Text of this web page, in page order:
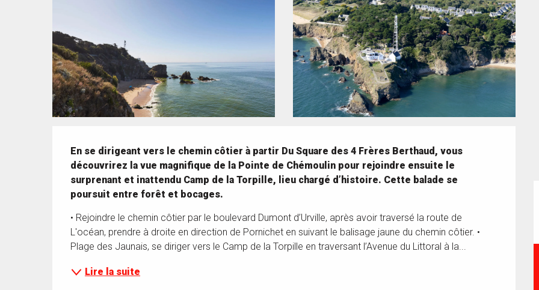
En se dirigeant vers le chemin côtier à partir Du Square des 4 Frères Berthaud, vous
découvrirez la vue magnifique de la Pointe de Chémoulin pour rejoindre ensuite le
surprenant et inattendu Camp de la Torpille, lieu chargé d’histoire. Cette balade se
poursuit entre forêt et bocages.
• Rejoindre le chemin côtier par le boulevard Dumont d’Urville, après avoir traversé la route de
L'océan, prendre à droite en direction de Pornichet en suivant le balisage jaune du chemin côtier. •
Plage des Jaunais, se diriger vers le Camp de la Torpille en traversant l’Avenue du Littoral à la...
Lire la suite